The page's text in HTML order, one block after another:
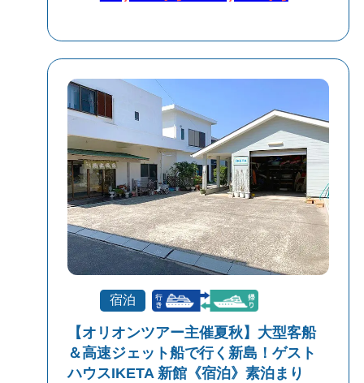
宿泊
【オリオンツアー主催夏秋】大型客船
＆高速ジェット船で行く新島！ゲスト
ハウスIKETA 新館《宿泊》素泊まり